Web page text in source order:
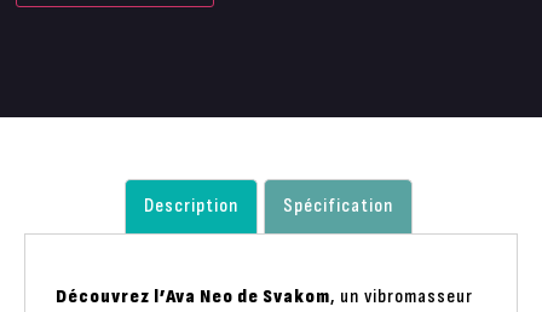
Description Spécification
Découvrez l’Ava Neo de Svakom, un vibromasseur